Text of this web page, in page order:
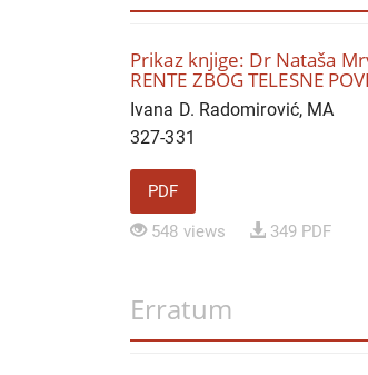
Prikaz knjige: Dr Nataša
RENTE ZBOG TELESNE
Ivana D. Radomirović, MA
327-331
PDF
548 views
349 PDF
Erratum